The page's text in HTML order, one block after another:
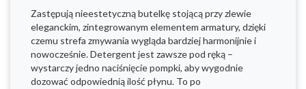
Zastępują nieestetyczną butelkę stojącą przy zlewie
eleganckim, zintegrowanym elementem armatury, dzięki
czemu strefa zmywania wygląda bardziej harmonijnie i
nowocześnie. Detergent jest zawsze pod ręką –
wystarczy jedno naciśnięcie pompki, aby wygodnie
dozować odpowiednią ilość płynu. To po